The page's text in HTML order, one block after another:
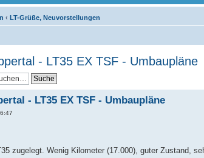
‹ LT-Grüße, Neuvorstellungen
- LT35 EX TSF - Umbaupläne
- LT35 EX TSF - Umbaupläne
zugelegt. Wenig Kilometer (17.000), guter Zustand,